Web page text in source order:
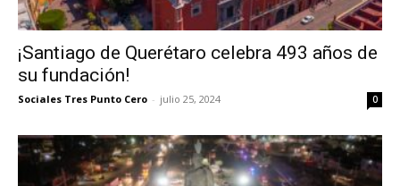
¡Santiago de Querétaro celebra 493 años de
su fundación!
Sociales Tres Punto Cero - julio 25, 2024 0